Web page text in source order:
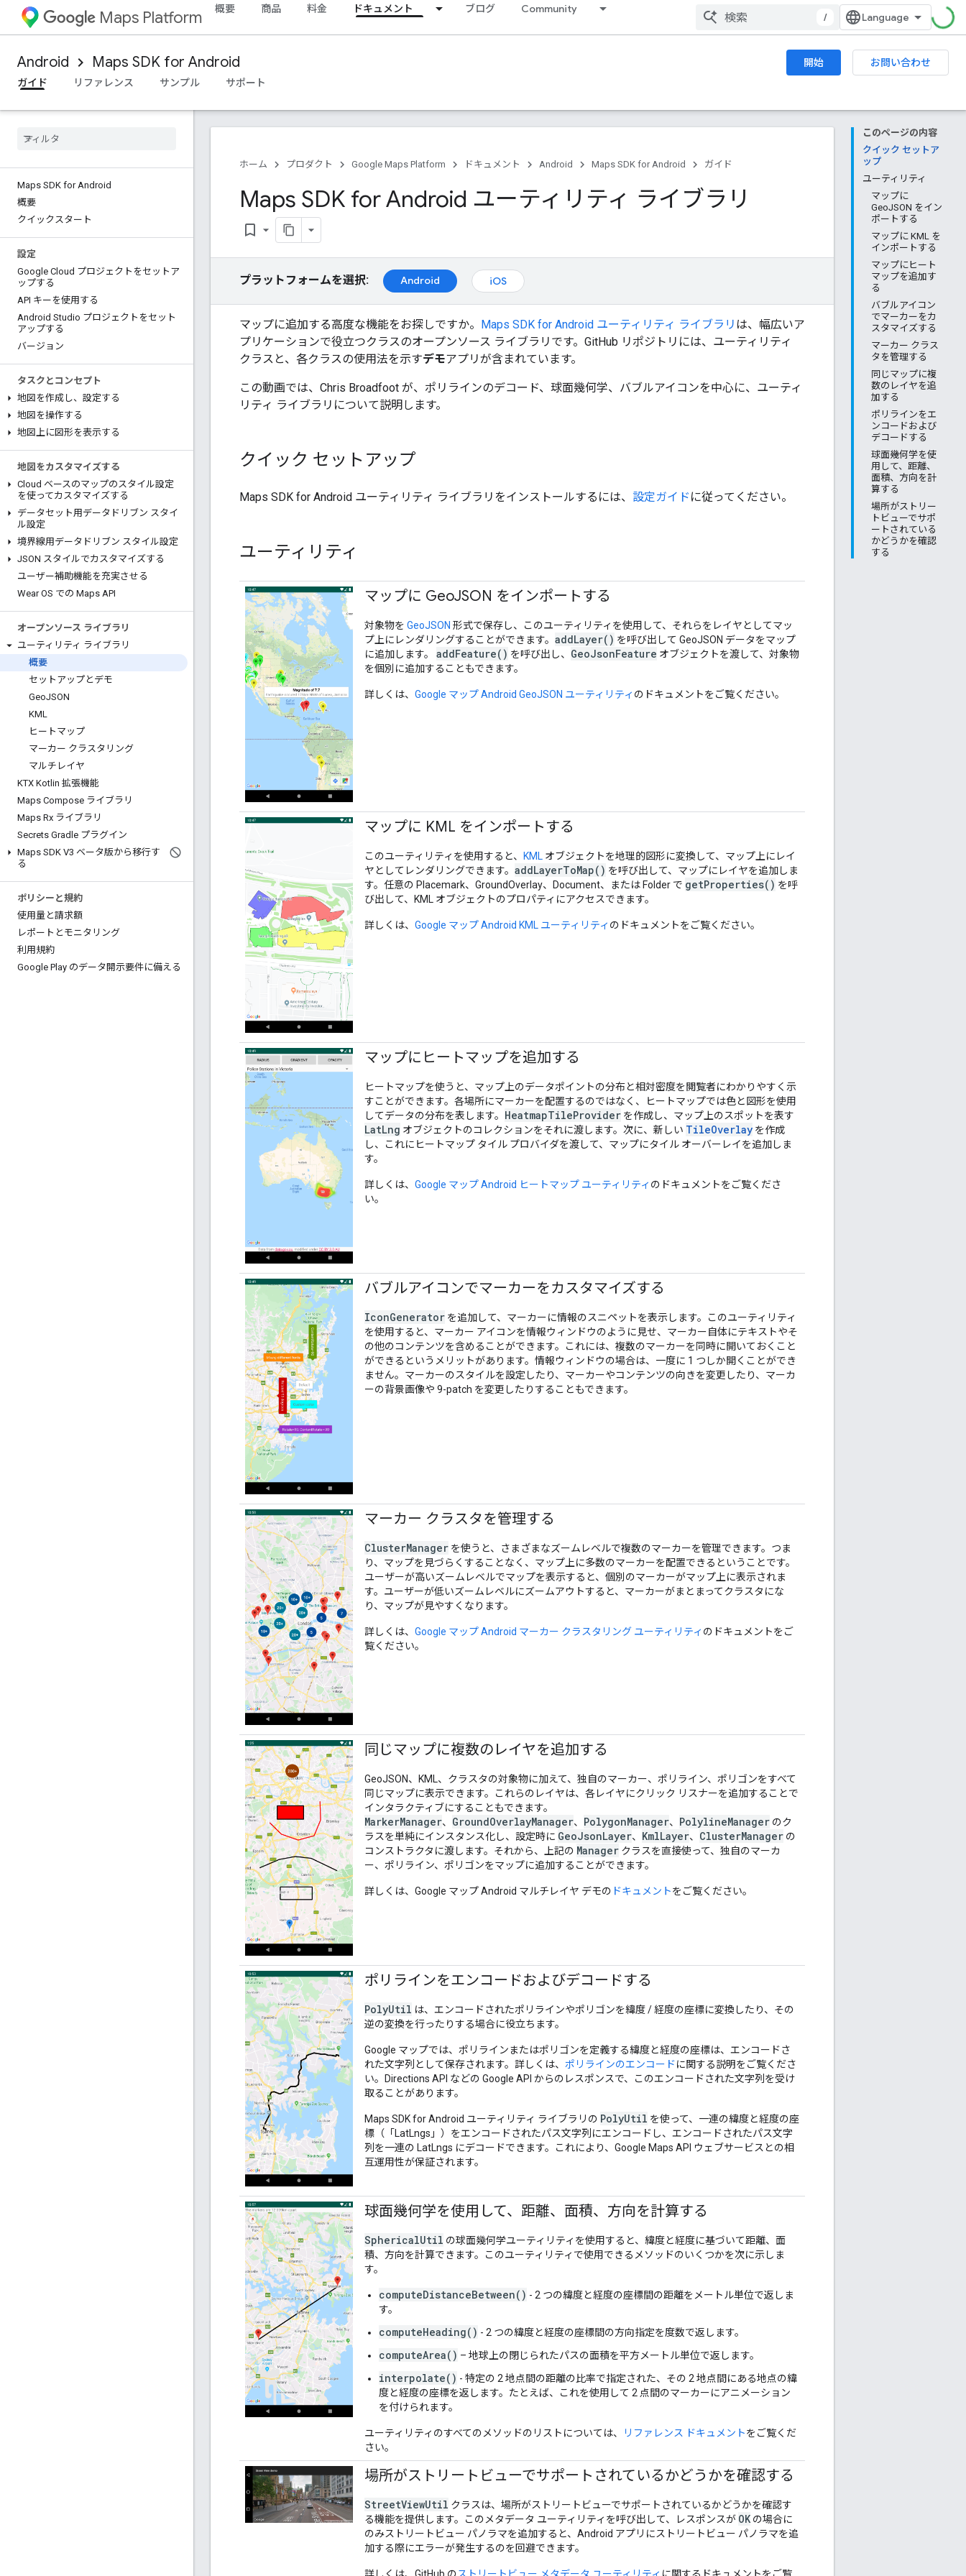
Maps Platform 概要 商品 料金 ドキュメント ブログ Community
/
Android Maps SDK for Android 開始
お問い合わせ
ガイド
リファレンス サンプル サポート
Maps SDK for Android
概要
クイックスタート
設定
Google Cloud プロジェクトをセットア
ップする
API キーを使用する
Android Studio プロジェクトをセット
アップする
バージョン
タスクとコンセプト
地図を作成し、設定する
地図を操作する
地図上に図形を表示する
地図をカスタマイズする
Cloud ベースのマップのスタイル設定
を使ってカスタマイズする
データセット用データドリブン スタイ
ル設定
境界線用データドリブン スタイル設定
JSON スタイルでカスタマイズする
ユーザー補助機能を充実させる
Wear OS での Maps API
オープンソース ライブラリ
ユーティリティ ライブラリ
概要
セットアップとデモ
GeoJSON
KML
ヒートマップ
マーカー クラスタリング
マルチレイヤ
KTX Kotlin 拡張機能
Maps Compose ライブラリ
Maps Rx ライブラリ
Secrets Gradle プラグイン
Maps SDK V3 ベータ版から移行す
る
ポリシーと規約
使用量と請求額
レポートとモニタリング
利用規約
Google Play のデータ開示要件に備える
このページの内容
クイック セットア
ップ
ユーティリティ
マップに
GeoJSON をイン
ポートする
マップに KML を
インポートする
マップにヒート
マップを追加す
る
バブルアイコン
でマーカーをカ
スタマイズする
マーカー クラス
タを管理する
同じマップに複
数のレイヤを追
加する
ポリラインをエ
ンコードおよび
デコードする
球面幾何学を使
用して、距離、
面積、方向を計
算する
場所がストリー
トビューでサポ
ートされている
かどうかを確認
する
ホーム プロダクト Google Maps Platform ドキュメント Android Maps SDK for Android ガイド
Maps SDK for Android ユーティリティ ライブラリ
bookmark_border
プラットフォームを選択: Android iOS
マップに追加する高度な機能をお探しですか。 Maps SDK for Android ユーティリティ ライブラリ は、幅広いア
プリケーションで役立つクラスのオープンソース ライブラリです。GitHub リポジトリには、ユーティリティ
クラスと、各クラスの使用法を示すデモアプリが含まれています。
この動画では、Chris Broadfoot が、ポリラインのデコード、球面幾何学、バブルアイコンを中心に、ユーティ
リティ ライブラリについて説明します。
クイック セットアップ
Maps SDK for Android ユーティリティ ライブラリをインストールするには、 設定ガイド に従ってください。
ユーティリティ
マップに GeoJSON をインポートする
対象物を GeoJSON 形式で保存し、このユーティリティを使用して、それらをレイヤとしてマッ
プ上にレンダリングすることができます。 addLayer() を呼び出して GeoJSON データをマップ
に追加します。 addFeature() を呼び出し、 GeoJsonFeature オブジェクトを渡して、対象物
を個別に追加することもできます。
詳しくは、 Google マップ Android GeoJSON ユーティリティ のドキュメントをご覧ください。
マップに KML をインポートする
このユーティリティを使用すると、 KML オブジェクトを地理的図形に変換して、マップ上にレイ
ヤとしてレンダリングできます。 addLayerToMap() を呼び出して、マップにレイヤを追加しま
す。任意の Placemark、GroundOverlay、Document、または Folder で getProperties() を呼
び出して、KML オブジェクトのプロパティにアクセスできます。
詳しくは、 Google マップ Android KML ユーティリティ のドキュメントをご覧ください。
マップにヒートマップを追加する
ヒートマップを使うと、マップ上のデータポイントの分布と相対密度を閲覧者にわかりやすく示
すことができます。各場所にマーカーを配置するのではなく、ヒートマップでは色と図形を使用
してデータの分布を表します。 HeatmapTileProvider を作成し、マップ上のスポットを表す
LatLng オブジェクトのコレクションをそれに渡します。次に、新しい TileOverlay を作成
し、これにヒートマップ タイル プロバイダを渡して、マップにタイル オーバーレイを追加しま
す。
詳しくは、 Google マップ Android ヒートマップ ユーティリティ のドキュメントをご覧くださ
い。
バブルアイコンでマーカーをカスタマイズする
IconGenerator を追加して、マーカーに情報のスニペットを表示します。このユーティリティ
を使用すると、マーカー アイコンを情報ウィンドウのように見せ、マーカー自体にテキストやそ
の他のコンテンツを含めることができます。これには、複数のマーカーを同時に開いておくこと
ができるというメリットがあります。情報ウィンドウの場合は、一度に 1 つしか開くことができ
ません。マーカーのスタイルを設定したり、マーカーやコンテンツの向きを変更したり、マーカ
ーの背景画像や 9-patch を変更したりすることもできます。
マーカー クラスタを管理する
ClusterManager を使うと、さまざまなズームレベルで複数のマーカーを管理できます。つま
り、マップを見づらくすることなく、マップ上に多数のマーカーを配置できるということです。
ユーザーが高いズームレベルでマップを表示すると、個別のマーカーがマップ上に表示されま
す。ユーザーが低いズームレベルにズームアウトすると、マーカーがまとまってクラスタにな
り、マップが見やすくなります。
詳しくは、 Google マップ Android マーカー クラスタリング ユーティリティ のドキュメントをご
覧ください。
同じマップに複数のレイヤを追加する
GeoJSON、KML、クラスタの対象物に加えて、独自のマーカー、ポリライン、ポリゴンをすべて
同じマップに表示できます。これらのレイヤは、各レイヤにクリック リスナーを追加することで
インタラクティブにすることもできます。
MarkerManager、 GroundOverlayManager、 PolygonManager、 PolylineManager のク
ラスを単純にインスタンス化し、設定時に GeoJsonLayer、 KmlLayer、 ClusterManager の
コンストラクタに渡します。それから、上記の Manager クラスを直接使って、独自のマーカ
ー、ポリライン、ポリゴンをマップに追加することができます。
詳しくは、Google マップ Android マルチレイヤ デモの ドキュメントをご覧ください。
ポリラインをエンコードおよびデコードする
PolyUtil は、エンコードされたポリラインやポリゴンを緯度 / 経度の座標に変換したり、その
逆の変換を行ったりする場合に役立ちます。
Google マップでは、ポリラインまたはポリゴンを定義する緯度と経度の座標は、エンコードさ
れた文字列として保存されます。詳しくは、 ポリラインのエンコードに関する説明をご覧くださ
い。Directions API などの Google API からのレスポンスで、このエンコードされた文字列を受け
取ることがあります。
Maps SDK for Android ユーティリティ ライブラリの PolyUtil を使って、一連の緯度と経度の座
標（「LatLngs」）をエンコードされたパス文字列にエンコードし、エンコードされたパス文字
列を一連の LatLngs にデコードできます。これにより、Google Maps API ウェブサービスとの相
互運用性が保証されます。
球面幾何学を使用して、距離、面積、方向を計算する
SphericalUtil の球面幾何学ユーティリティを使用すると、緯度と経度に基づいて距離、面
積、方向を計算できます。このユーティリティで使用できるメソッドのいくつかを次に示しま
す。
computeDistanceBetween() - 2 つの緯度と経度の座標間の距離をメートル単位で返しま
す。
computeHeading() - 2 つの緯度と経度の座標間の方向指定を度数で返します。
computeArea() – 地球上の閉じられたパスの面積を平方メートル単位で返します。
interpolate() - 特定の 2 地点間の距離の比率で指定された、その 2 地点間にある地点の緯
度と経度の座標を返します。たとえば、これを使用して 2 点間のマーカーにアニメーション
を付けられます。
ユーティリティのすべてのメソッドのリストについては、 リファレンス ドキュメントをご覧くだ
さい。
場所がストリートビューでサポートされているかどうかを確認する
StreetViewUtil クラスは、場所がストリートビューでサポートされているかどうかを確認す
る機能を提供します。このメタデータ ユーティリティを呼び出して、レスポンスが OK の場合に
のみストリートビュー パノラマを追加すると、Android アプリにストリートビュー パノラマを追
加する際にエラーが発生するのを回避できます。